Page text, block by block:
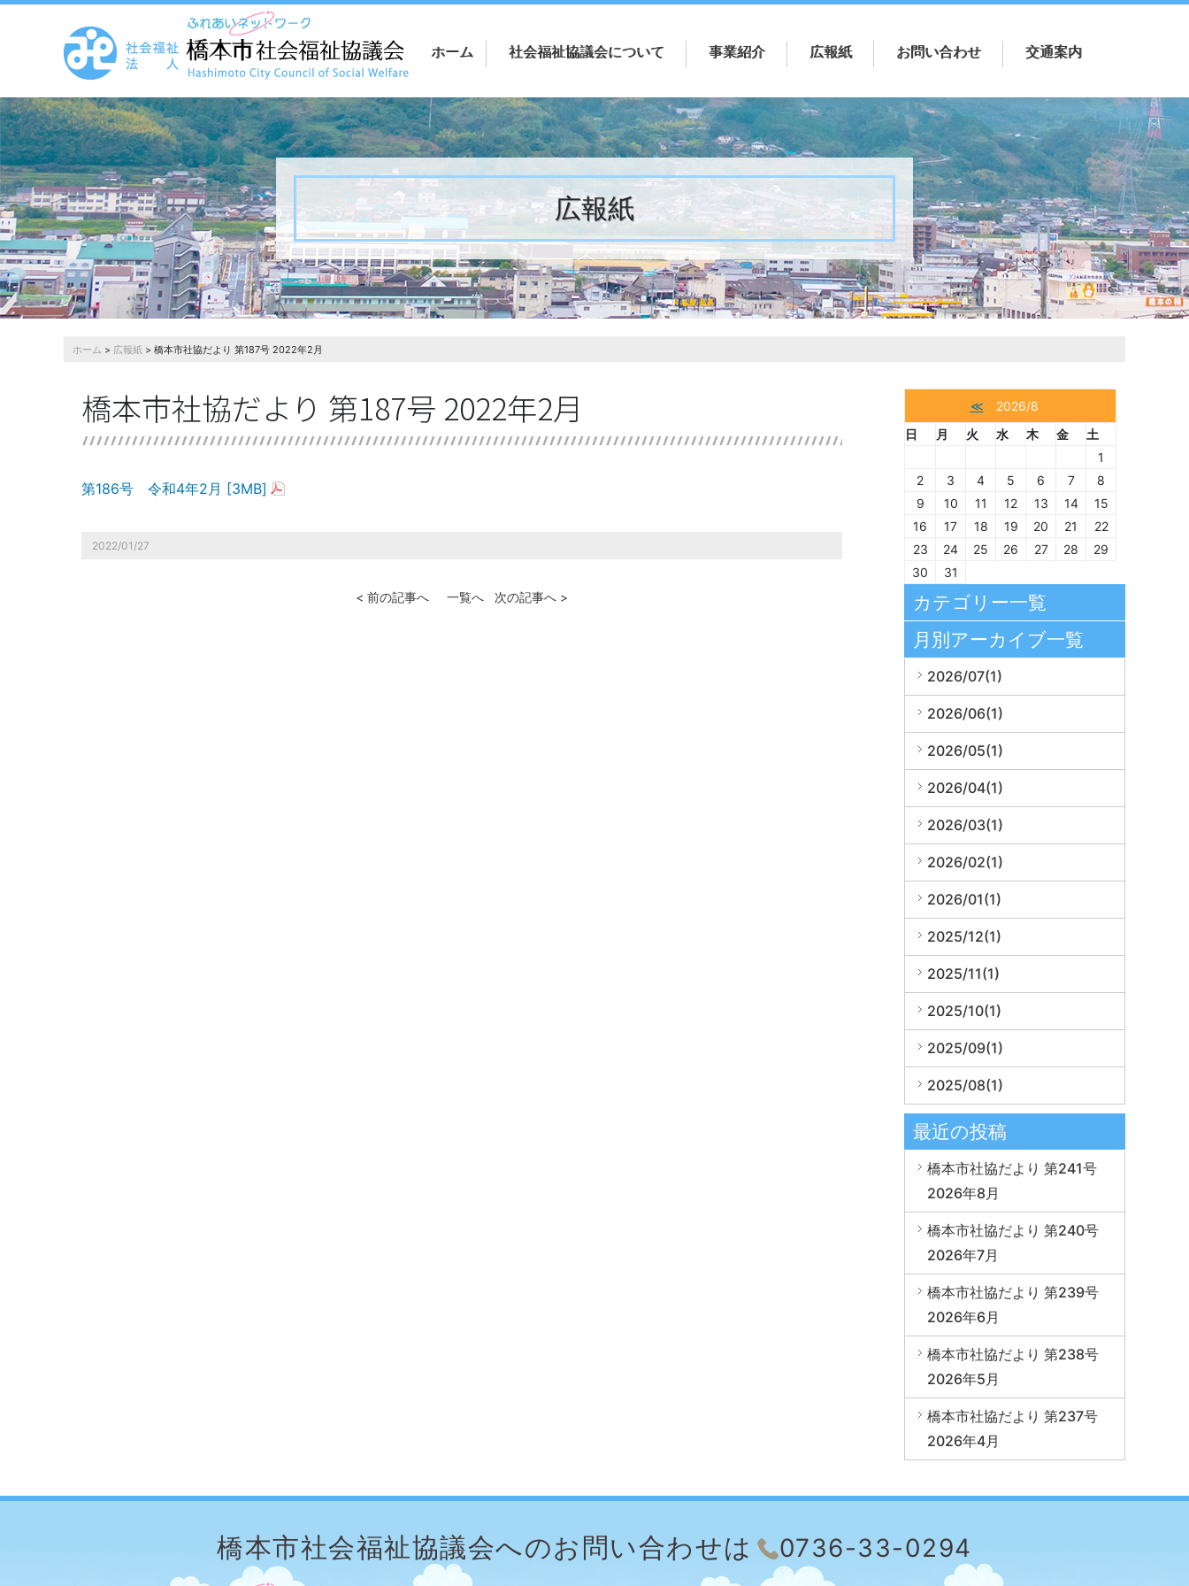
ホーム 社会福祉協議会について 事業紹介 広報紙 お問い合わせ 交通案内
広報紙
ホーム > 広報紙 > 橋本市社協だより 第187号 2022年2月
橋本市社協だより 第187号 2022年2月
第186号 令和4年2月 [3MB]
2022/01/27
< 前の記事へ 一覧へ 次の記事へ >
≪ 2026/8
日
月 火 水 木 金
土
1
2
3 4 5 6 7
8
9
10 11 12 13 14
15
16
17 18 19 20 21
22
23
24 25 26 27 28
29
30
31
カテゴリー一覧
月別アーカイブ一覧
2026/07(1)
2026/06(1)
2026/05(1)
2026/04(1)
2026/03(1)
2026/02(1)
2026/01(1)
2025/12(1)
2025/11(1)
2025/10(1)
2025/09(1)
2025/08(1)
最近の投稿
橋本市社協だより 第241号
2026年8月
橋本市社協だより 第240号
2026年7月
橋本市社協だより 第239号
2026年6月
橋本市社協だより 第238号
2026年5月
橋本市社協だより 第237号
2026年4月
橋本市社会福祉協議会へのお問い合わせは 0736-33-0294